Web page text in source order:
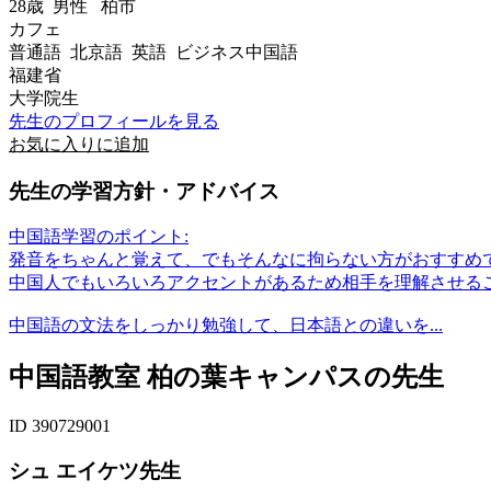
28歳 男性 柏市
カフェ
普通語 北京語 英語 ビジネス中国語
福建省
大学院生
先生のプロフィールを見る
お気に入りに追加
先生の学習方針・アドバイス
中国語学習のポイント:
発音をちゃんと覚えて、でもそんなに拘らない方がおすすめ
中国人でもいろいろアクセントがあるため相手を理解させる
中国語の文法をしっかり勉強して、日本語との違いを...
中国語教室 柏の葉キャンパスの先生
ID 390729001
シュ エイケツ先生